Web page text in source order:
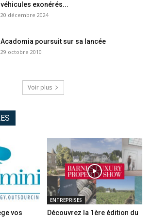
véhicules exonérés...
20 décembre 2024
Acadomia poursuit sur sa lancée
29 octobre 2010
Voir plus
vos
ENTREPRISES
Découvrez la 1ère édition du